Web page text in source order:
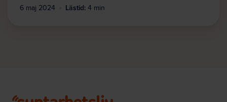
6 maj 2024 Lästid: 4 min